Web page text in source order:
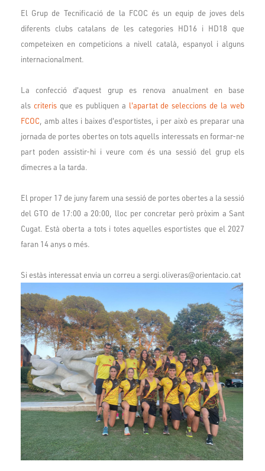
El Grup de Tecnificació de la FCOC és un equip de joves dels
diferents clubs catalans de les categories HD16 i HD18 que
competeixen en competicions a nivell català, espanyol i alguns
internacionalment.
La confecció d'aquest grup es renova anualment en base
als criterisque es publiquen a l'apartat de seleccions de la web
FCOC, amb altes i baixes d'esportistes, i per això es preparar una
jornada de portes obertes on tots aquells interessats en formar-ne
part poden assistir-hi i veure com és una sessió del grup els
dimecres a la tarda.
El proper 17 de juny farem una sessió de portes obertes a la sessió
del GTO de 17:00 a 20:00, lloc per concretar però pròxim a Sant
Cugat. Està oberta a tots i totes aquelles esportistes que el 2027
faran 14 anys o més.
Si estàs interessat envia un correu a sergi.oliveras@orientacio.cat